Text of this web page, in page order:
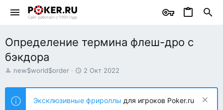
Определение термина флеш-дро с
бэкдора
А
т
о
р
new$world$order
Д
т
н
2 Окт 2022
Эксклюзивные фрироллы для игроков Poker.ru